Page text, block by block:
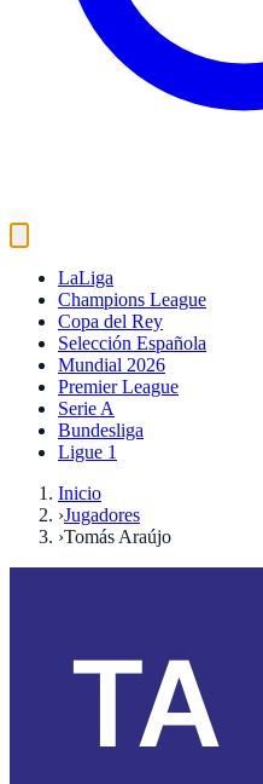
LaLiga
Champions League
Copa del Rey
Selección Española
Mundial 2026
Premier League
Serie A
Bundesliga
Ligue 1
Inicio
›Jugadores
›Tomás Araújo